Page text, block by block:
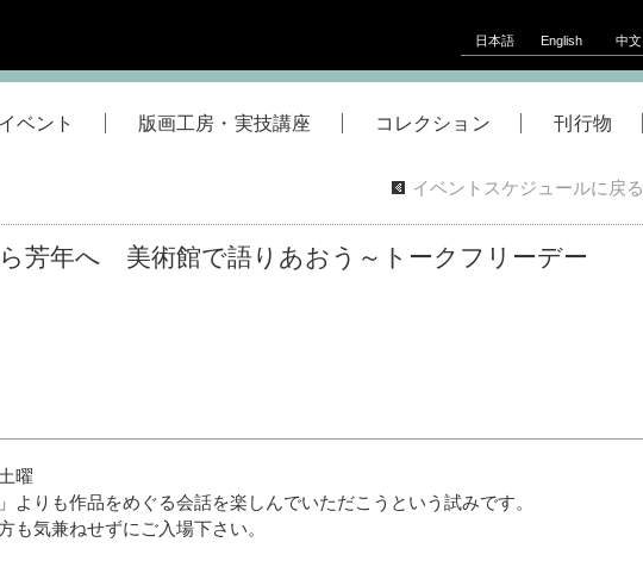
日本語 English 中文
イベント 版画工房・実技講座 コレクション 刊行物
イベントスケジュールに戻る
芳年へ 美術館で語りあおう～トークフリーデー
曜
よりも作品をめぐる会話を楽しんでいただこうという試みです。
も気兼ねせずにご入場下さい。